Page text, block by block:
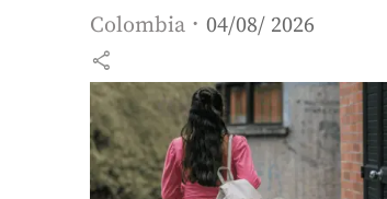
Colombia 04/08/ 2026
share